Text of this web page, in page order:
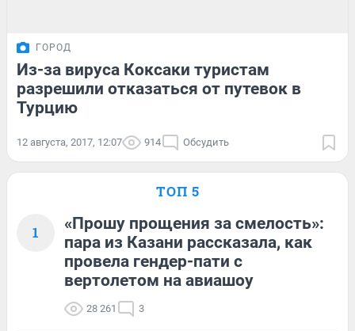
ГОРОД
Из-за вируса Коксаки туристам
разрешили отказаться от путевок в
Турцию
12 августа, 2017, 12:07 914 Обсудить
ТОП 5
1
«Прошу прощения за смелость»:
пара из Казани рассказала, как
провела гендер-пати с
вертолетом на авиашоу
28 261 3